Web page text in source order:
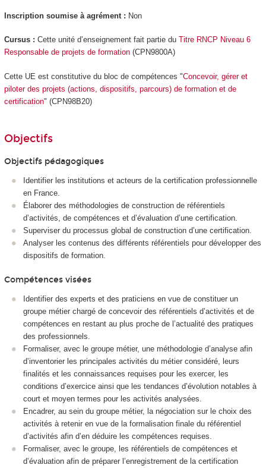
Inscription soumise à agrément : Non
Cursus : Cette unité d’enseignement fait partie du Titre RNCP Niveau 6
Responsable de projets de formation(CPN9800A)
Cette UE est constitutive du bloc de compétences "Concevoir, gérer et
piloter des projets (actions, dispositifs, parcours) de formation et de
certification" (CPN98B20)
Objectifs
Objectifs pédagogiques
Identifier les institutions et acteurs de la certification professionnelle
en France.
Élaborer des méthodologies de construction de référentiels
d’activités, de compétences et d’évaluation d’une certification.
Superviser du processus global de construction d’une certification.
Analyser les contenus des différents référentiels pour développer des
dispositifs de formation.
Compétences visées
Identifier des experts et des praticiens en vue de constituer un
groupe métier chargé de concevoir des référentiels d’activités et de
compétences en restant au plus proche de l’actualité des pratiques
des professionnels.
Formaliser, avec le groupe métier, une méthodologie d’analyse afin
d’inventorier les principales activités du métier considéré, leurs
finalités et les connaissances requises pour les exercer, les
conditions d’exercice ainsi que les tendances d’évolution notables à
court et moyen termes pour les activités analysées.
Encadrer, au sein du groupe métier, la négociation sur le choix des
activités à retenir en vue de la formalisation finale du référentiel
d’activités afin d’en déduire les compétences requises.
Formaliser, avec le groupe, les référentiels de compétences et
d’évaluation afin de préparer l’enregistrement de la certification